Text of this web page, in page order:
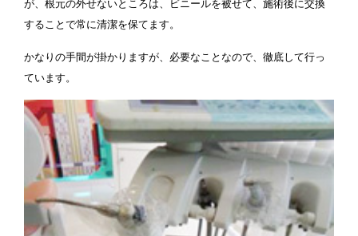
が、根元の外せないところは、ビニールを被せて、施術後に交換
することで常に清潔を保てます。
かなりの手間が掛かりますが、必要なことなので、徹底して行っ
ています。